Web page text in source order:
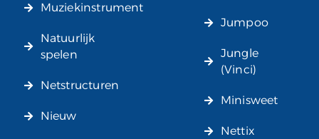
Muziekinstrument
Natuurlijk
spelen
Netstructuren
Nieuw
Jumpoo
Jungle
(Vinci)
Minisweet
Nettix